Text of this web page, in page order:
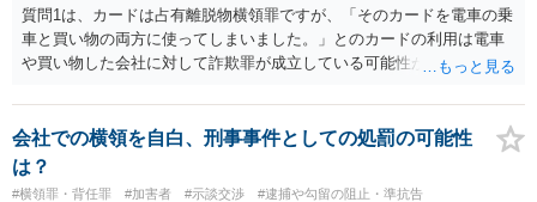
質問1は、カードは占有離脱物横領罪ですが、「そのカードを電車の乗
車と買い物の両方に使ってしまいました。」とのカードの利用は電車
や買い物した会社に対して詐欺罪が成立している可能性があります。
質問３は弁護士と相談して弁護士にして貰うと良いかと思います。弁
護士費用はケースバイケースですが着手金としては33万円以上が相場
かと思います。ご参考にしてください。
会社での横領を自白、刑事事件としての処罰の可能性
は？
#横領罪・背任罪 #加害者 #示談交渉 #逮捕や勾留の阻止・準抗告